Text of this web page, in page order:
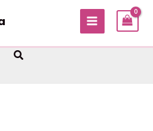
MAIN
Sök